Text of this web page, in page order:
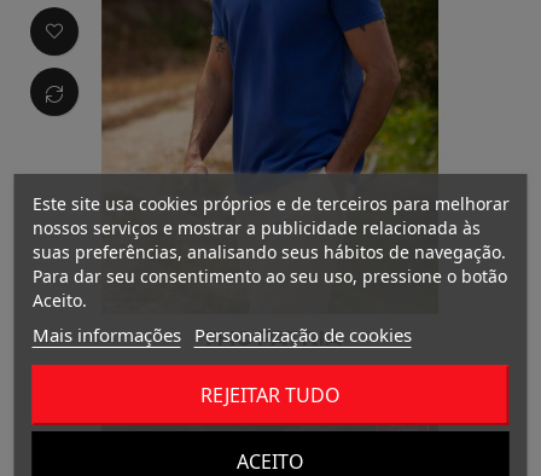
THC PATRIA
Este site usa cookies próprios e de terceiros para melhorar
nossos serviços e mostrar a publicidade relacionada às
suas preferências, analisando seus hábitos de navegação.
Para dar seu consentimento ao seu uso, pressione o botão
Aceito.
Mais informações Personalização de cookies
REJEITAR TUDO
ACEITO